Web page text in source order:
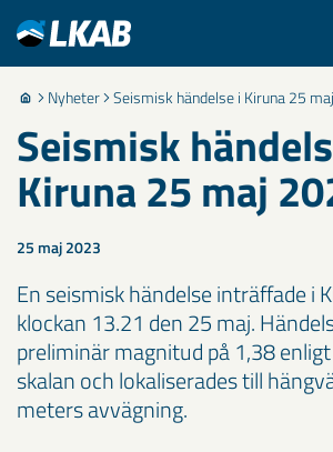
Nyheter Seismisk händelse i Kiruna 25
Seismisk
Kiruna 25 maj
25 maj 2023
En seismisk händelse inträffade i
klockan 13.21 den 25 maj.
preliminär magnitud på 1,38
skalan och lokaliserades till
meters avvägning.